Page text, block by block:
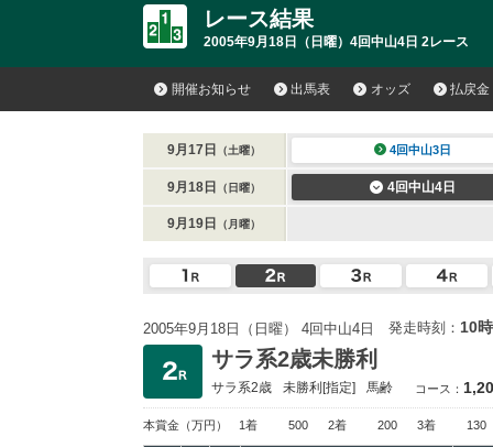
レース結果
2005年9月18日（日曜）4回中山4日 2レース
開催お知らせ 出馬表 オッズ 払戻金
9月17日 （土曜） 4回中山3日
9月18日 （日曜） 4回中山4日
9月19日 （月曜）
2005年9月18日（日曜） 4回中山4日 発走時刻： 10
サラ系2歳未勝利
サラ系2歳 未勝利[指定] 馬齢 コース：
本賞金 （万円） 1着 500 2着 200 3着 130